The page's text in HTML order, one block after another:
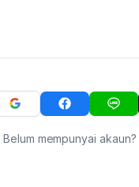
Belum mempunyai akaun?